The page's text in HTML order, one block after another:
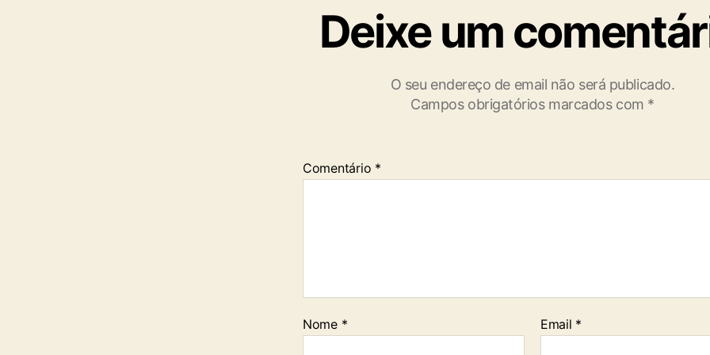
Deixe um
O seu endereço de email não será publicado.
Campos obrigatórios marcados com *
Comentário *
Nome * Email *